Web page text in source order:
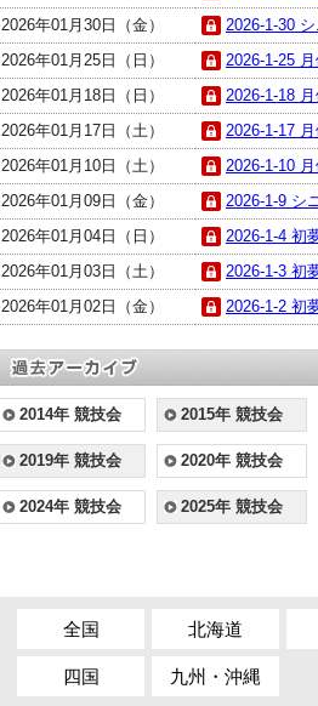
2026年01月30日（金）
2026-1-30
2026年01月25日（日）
2026-1-25
2026年01月18日（日）
2026-1-18
2026年01月17日（土）
2026-1-17
2026年01月10日（土）
2026-1-10
2026年01月09日（金）
2026-1-9 シ
2026年01月04日（日）
2026-1-4 初
2026年01月03日（土）
2026-1-3 初
2026年01月02日（金）
2026-1-2 初
2014年 競技会 2015年 競技会
2019年 競技会 2020年 競技会
2024年 競技会 2025年 競技会
全国 北海道
四国 九州・沖縄